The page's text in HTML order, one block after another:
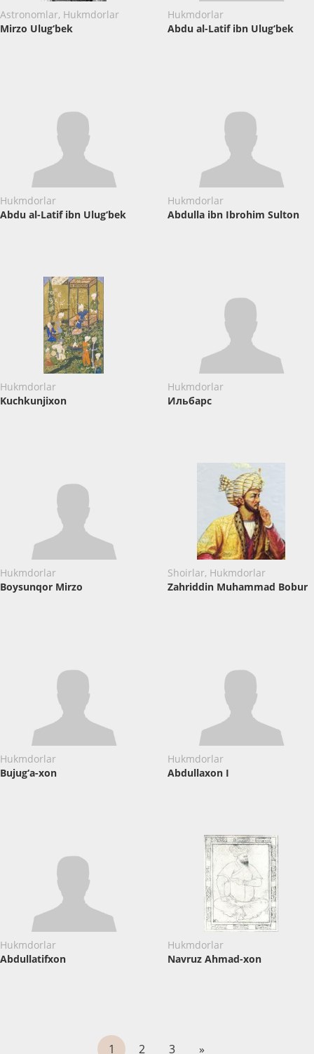
Astronomlar, Hukmdorlar
Mirzo Ulug‘bek
Hukmdorlar
Abdu al-Latif ibn Ulug‘bek
Hukmdorlar
Abdu al-Latif ibn Ulug‘bek
Hukmdorlar
Abdulla ibn Ibrohim Sulton
Hukmdorlar
Kuchkunjixon
Hukmdorlar
Ильбарс
Hukmdorlar
Boysunqor Mirzo
Shoirlar, Hukmdorlar
Zahriddin Muhammad Bobur
Hukmdorlar
Bujug‘a-xon
Hukmdorlar
Abdullaxon I
Hukmdorlar
Abdullatifxon
Hukmdorlar
Navruz Ahmad-xon
1 2 3 »